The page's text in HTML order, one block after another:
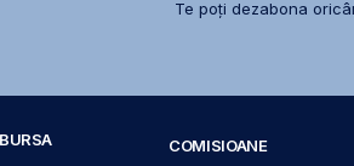
Te poți dezabona
COMISIOANE